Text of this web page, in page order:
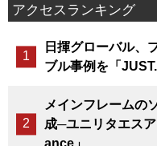
アクセスランキング
日揮グローバル、
ブル事例を「
メインフレームの
成─ユニリタエス
ance」